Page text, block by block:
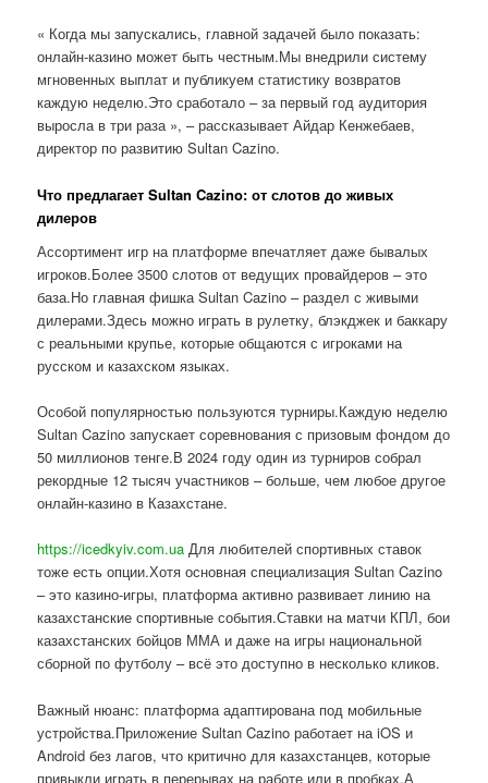
« Когда мы запускались, главной задачей было показать:
онлайн-казино может быть честным.Мы внедрили систему
мгновенных выплат и публикуем статистику возвратов
каждую неделю.Это сработало – за первый год аудитория
выросла в три раза », – рассказывает Айдар Кенжебаев,
директор по развитию Sultan Cazino.
Что предлагает Sultan Cazino: от слотов до живых
дилеров
Ассортимент игр на платформе впечатляет даже бывалых
игроков.Более 3500 слотов от ведущих провайдеров – это
база.Но главная фишка Sultan Cazino – раздел с живыми
дилерами.Здесь можно играть в рулетку, блэкджек и баккару
с реальными крупье, которые общаются с игроками на
русском и казахском языках.
Особой популярностью пользуются турниры.Каждую неделю
Sultan Cazino запускает соревнования с призовым фондом до
50 миллионов тенге.В 2024 году один из турниров собрал
рекордные 12 тысяч участников – больше, чем любое другое
онлайн-казино в Казахстане.
https://icedkyiv.com.ua Для любителей спортивных ставок
тоже есть опции.Хотя основная специализация Sultan Cazino
– это казино-игры, платформа активно развивает линию на
казахстанские спортивные события.Ставки на матчи КПЛ, бои
казахстанских бойцов ММА и даже на игры национальной
сборной по футболу – всё это доступно в несколько кликов.
Важный нюанс: платформа адаптирована под мобильные
устройства.Приложение Sultan Cazino работает на iOS и
Android без лагов, что критично для казахстанцев, которые
привыкли играть в перерывах на работе или в пробках.А